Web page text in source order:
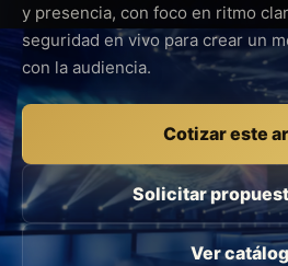
y presencia, con foco en ritmo
seguridad en vivo para crear un
con la audiencia.
Cotizar este
Solicitar
Ver